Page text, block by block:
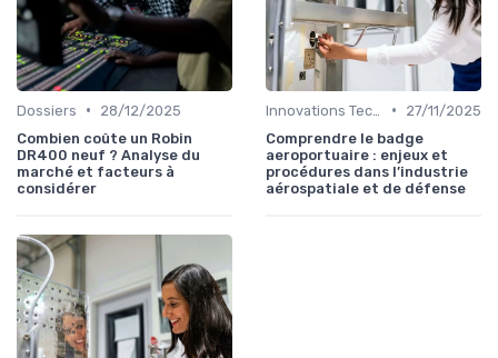
Dossiers •
28/12/2025
Combien coûte un Robin
DR400 neuf ? Analyse du
marché et facteurs à
considérer
•
27/11/2025
Comprendre le badge
aeroportuaire : enjeux et
procédures dans l’industrie
aérospatiale et de défense